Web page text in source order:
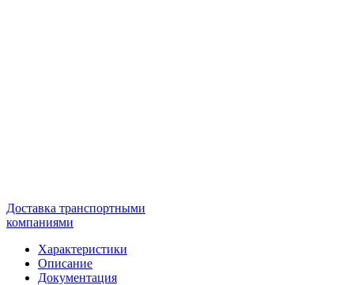
Доставка транспортными
компаниями
Характеристики
Описание
Документация